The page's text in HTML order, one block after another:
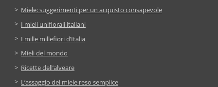
Miele: suggerimenti per un acquisto consapevole
I mieli uniflorali italiani
I mille millefiori d’Italia
Mieli del mondo
Ricette dell’alveare
L’assaggio del miele reso semplice